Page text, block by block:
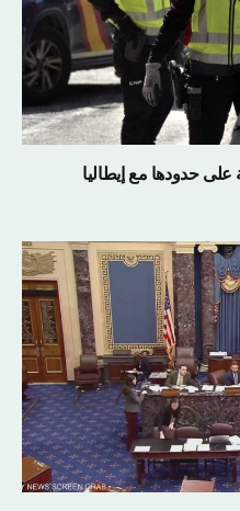
على حدودها مع إيطاليا